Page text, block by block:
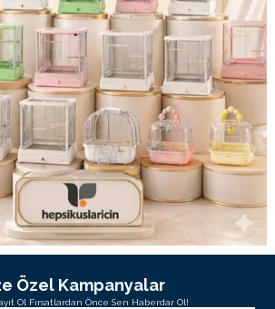
Özel Kampanyalar
Ol Fırsatlardan Önce Sen Haberdar Ol!